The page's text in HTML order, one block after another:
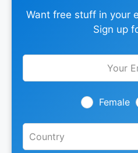
Want free stuff in your
Sign up
Leave
Female